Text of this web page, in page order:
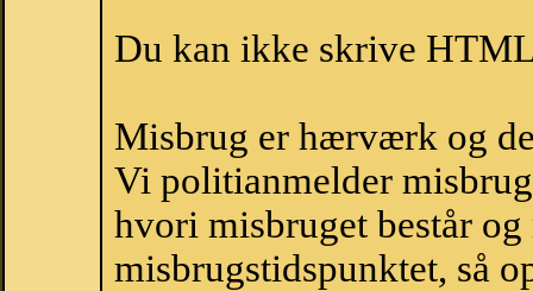
Du kan ikke skrive
Misbrug er hærværk og
Vi politianmelder
hvori misbruget består
misbrugstidspunktet, så